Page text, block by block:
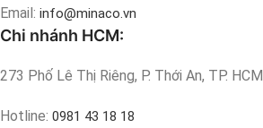
Email: info@minaco.vn
Chi nhánh HCM:
273 Phố Lê Thị Riêng, P. Thới An, TP. HCM
Hotline: 0981 43 18 18